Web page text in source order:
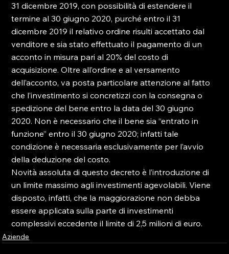
31 dicembre 2019, con possibilità di estendere il
termine al 30 giugno 2020, purché entro il 31
dicembre 2019 il relativo ordine risulti accettato dal
venditore e sia stato effettuato il pagamento di un
acconto in misura pari al 20% del costo di
acquisizione. Oltre all’ordine e al versamento
dell’acconto, va posta particolare attenzione al fatto
che l’investimento si concretizzi con la consegna o
spedizione del bene entro la data del 30 giugno
2020. Non è necessario che il bene sia “entrato in
funzione” entro il 30 giugno 2020; infatti tale
condizione è necessaria esclusivamente per l’avvio
della deduzione del costo.
Novità assoluta di questo decreto è l’introduzione di
un limite massimo agli investimenti agevolabili. Viene
disposto, infatti, che la maggiorazione non debba
essere applicata sulla parte di investimenti
complessivi eccedente il limite di 2,5 milioni di euro.
Aziende